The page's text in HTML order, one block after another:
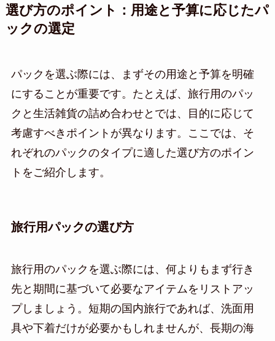
選び方のポイント：用途と予算に応じたパ
ックの選定
パックを選ぶ際には、まずその用途と予算を明確
にすることが重要です。たとえば、旅行用のパッ
クと生活雑貨の詰め合わせとでは、目的に応じて
考慮すべきポイントが異なります。ここでは、そ
れぞれのパックのタイプに適した選び方のポイン
トをご紹介します。
旅行用パックの選び方
旅行用のパックを選ぶ際には、何よりもまず行き
先と期間に基づいて必要なアイテムをリストアッ
プしましょう。短期の国内旅行であれば、洗面用
具や下着だけが必要かもしれませんが、長期の海